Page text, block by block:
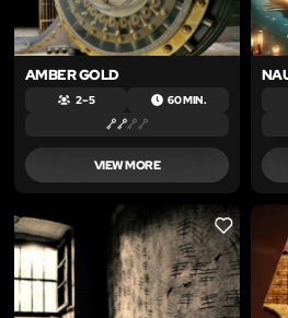
AMBER GOLD
2 – 5 60 MIN.
VIEW MORE
LIKE